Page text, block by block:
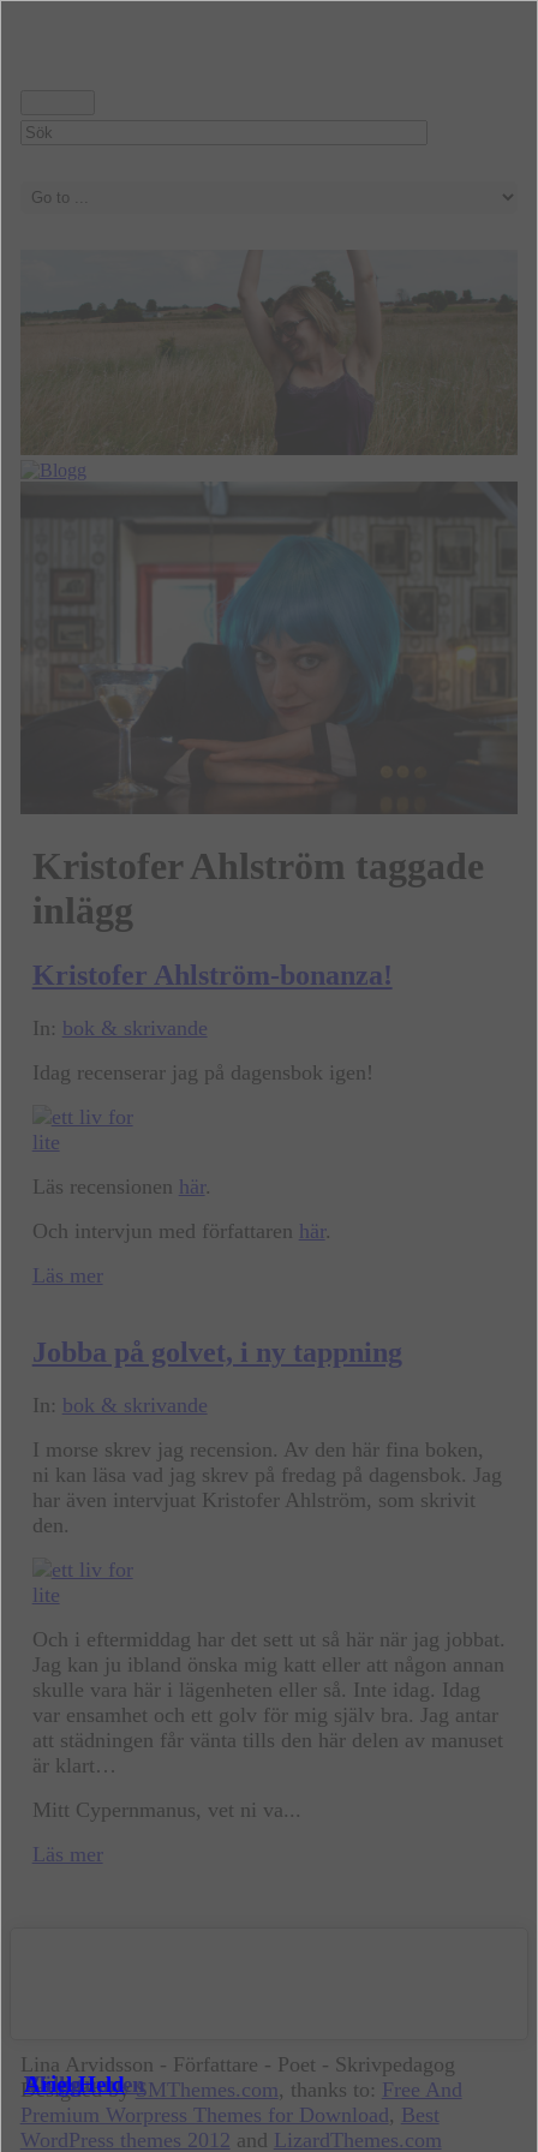
Välkommen
Blogg
Ariel Held
Kristofer Ahlström taggade
inlägg
Kristofer Ahlström-bonanza!
In: bok & skrivande
Idag recenserar jag på dagensbok igen!
Läs recensionen här.
Och intervjun med författaren här.
Läs mer
Jobba på golvet, i ny tappning
In: bok & skrivande
I morse skrev jag recension. Av den här fina boken,
ni kan läsa vad jag skrev på fredag på dagensbok. Jag
har även intervjuat Kristofer Ahlström, som skrivit
den.
Och i eftermiddag har det sett ut så här när jag jobbat.
Jag kan ju ibland önska mig katt eller att någon annan
skulle vara här i lägenheten eller så. Inte idag. Idag
var ensamhet och ett golv för mig själv bra. Jag antar
att städningen får vänta tills den här delen av manuset
är klart…
Mitt Cypernmanus, vet ni va...
Läs mer
Lina Arvidsson - Författare - Poet - Skrivpedagog
Designed bySMThemes.com , thanks to: Free And
Premium Worpress Themes for Download, Best
WordPress themes 2012 and LizardThemes.com